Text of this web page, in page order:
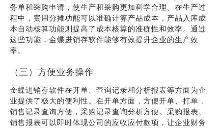
务单和采购申请，使生产和采购更加科学合理。在生产过
程中，费用分摊功能可以准确计算产品成本，产品入库成
本自动核算功能则提高了成本核算的准确性和效率。通过
这些功能，金蝶进销存软件能够有效提升企业的生产效
率。
（三）方便业务操作
金蝶进销存软件在开单、查询记录和分析报表等方面为企
业提供了极大的便利性。在开单方面，方便开单、打单，
销售记录查询方便，采购记录查询分析方便。采购报表、
销售报表可以即时体现公司的应收应付款项，让企业财务